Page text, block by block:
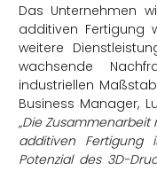
Das Unternehmen
additiven Fertigung
weitere
wachsende
industriellen
Business Manager,
„Die
additiven
Potenzial des 3D-